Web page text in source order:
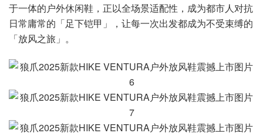
于一体的户外休闲鞋，正以全场景适配性，成为都市人对抗
日常庸常的「足下铠甲」，让每一次出发都成为不受束缚的
「放风之旅」。